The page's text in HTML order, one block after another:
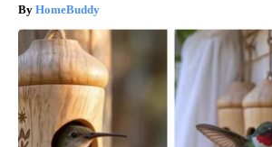
HomeBuddy